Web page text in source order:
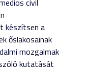
civil
készítsen a
őslakosainak
mozgalmak
kutatását